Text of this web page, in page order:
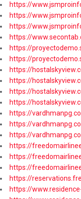
https://
https://
https://
https://
https://
https://
https://
https://
https://
https://
https://
https://
https://
https://
https://
https://
https://
https://